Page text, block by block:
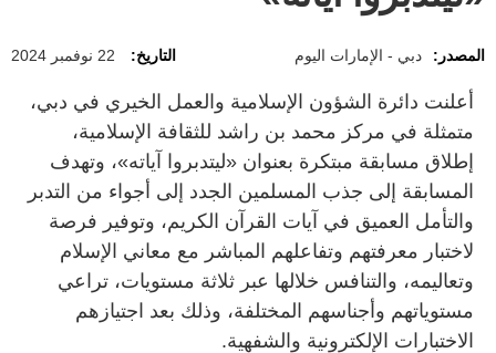
المصدر: دبي - الإمارات اليوم التاريخ: 22 نوفمبر 2024
أعلنت دائرة الشؤون الإسلامية والعمل الخيري في دبي،
متمثلة في مركز محمد بن راشد للثقافة الإسلامية،
إطلاق مسابقة مبتكرة بعنوان «ليتدبروا آياته»، وتهدف
المسابقة إلى جذب المسلمين الجدد إلى أجواء من التدبر
والتأمل العميق في آيات القرآن الكريم، وتوفير فرصة
لاختبار معرفتهم وتفاعلهم المباشر مع معاني الإسلام
وتعاليمه، والتنافس خلالها عبر ثلاثة مستويات، تراعي
مستوياتهم وأجناسهم المختلفة، وذلك بعد اجتيازهم
الاختبارات الإلكترونية والشفهية.